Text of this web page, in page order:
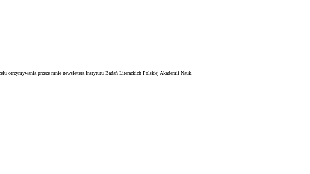
otrzymywania przeze mnie newslettera Instytutu Badań Literackich Polskiej Akademii Nauk.